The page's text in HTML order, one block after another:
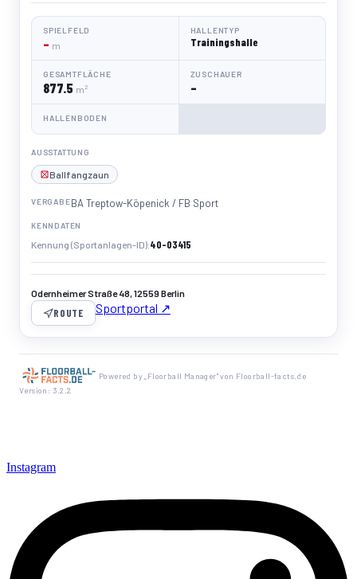
SPIELFELD
– m
HALLENTYP
Trainingshalle
GESAMTFLÄCHE
877.5 m²
ZUSCHAUER
–
HALLENBODEN
AUSSTATTUNG
Ballfangzaun
VERGABEBA Treptow-Köpenick / FB Sport
KENNDATEN
Kennung (Sportanlagen-ID) 40-03415
Odernheimer Straße 48, 12559 Berlin
ROUTE Sportportal ↗
Powered by „Floorball Manager" von Floorball-facts.de
Version: 3.2.2
Instagram